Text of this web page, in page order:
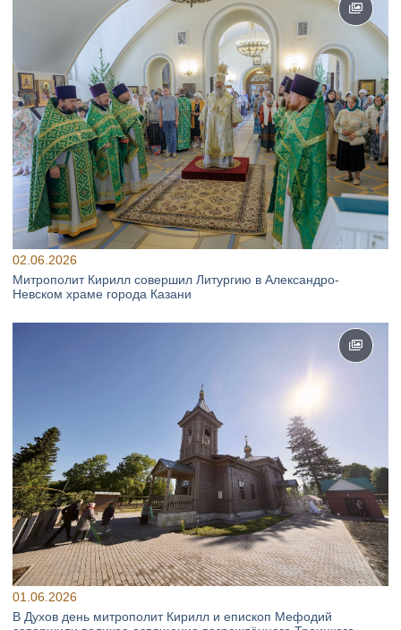
02.06.2026
Митрополит Кирилл совершил Литургию в Александро-
Невском храме города Казани
01.06.2026
В Духов день митрополит Кирилл и епископ Мефодий